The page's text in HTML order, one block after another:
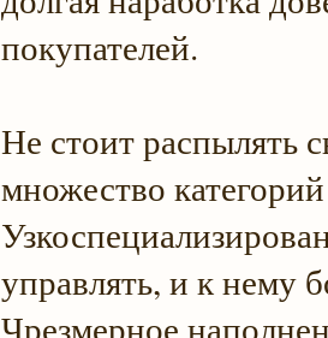
покупателей.
Не стоит распылять
множество
управлять, и к нему
Чрезмерное